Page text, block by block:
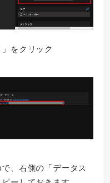
をクリック
、右側の「データス